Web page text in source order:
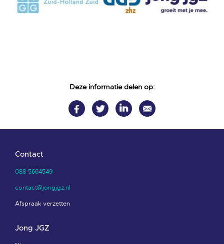
Deze informatie delen op:
Contact
088-5664549
contact@jongjgz.nl
Afspraak verzetten
Jong JGZ